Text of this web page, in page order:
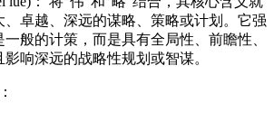
、卓越、深远的谋略、策略或计划。它强
一般的计策，而是具有全局性、前瞻性、
影响深远的战略性规划或智谋。